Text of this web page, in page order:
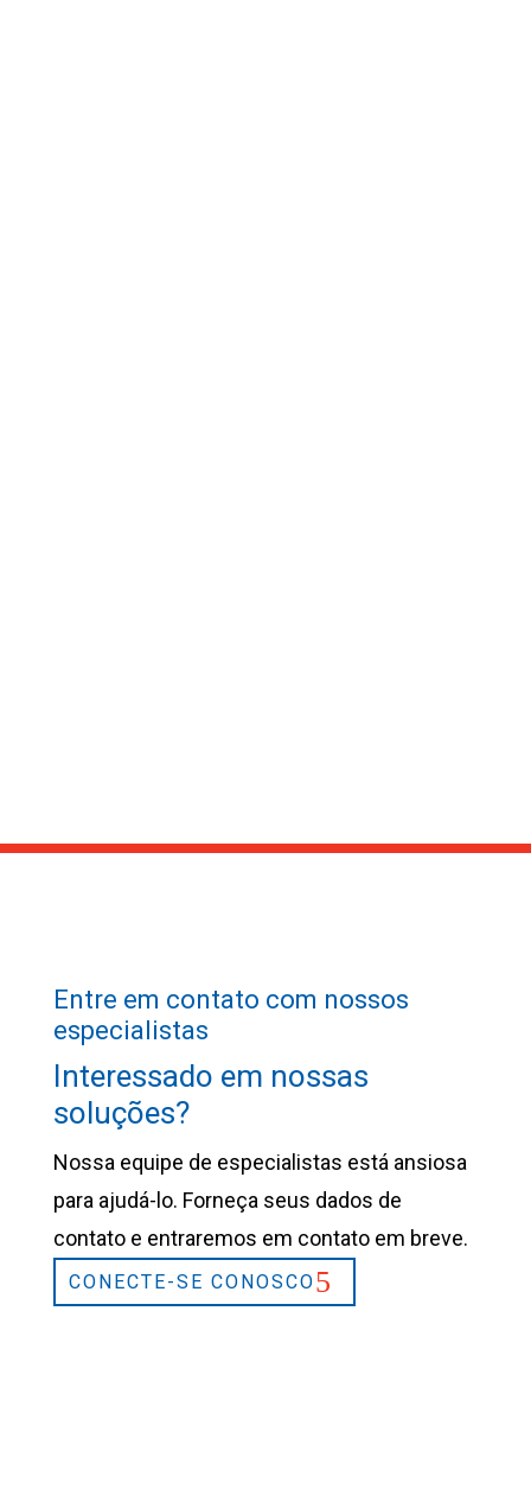
Entre em contato com nossos
especialistas
Interessado em nossas
soluções?
Nossa equipe de especialistas está ansiosa
para ajudá-lo. Forneça seus dados de
contato e entraremos em contato em breve.
CONECTE-SE CONOSCO